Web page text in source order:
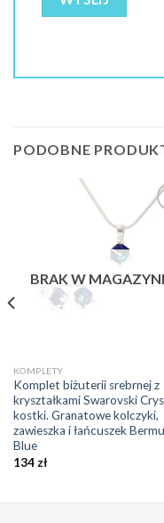
PODOBNE
Dodaj
BRAK W
KOMPLETY
Komplet biżuterii srebrnej z
kryształkami Swarovski
kostki. Granatowe kolczyki,
zawieszka i łańcuszek
Blue
134 zł